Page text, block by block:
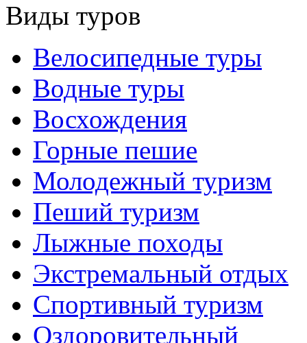
Виды туров
Велосипедные туры
Водные туры
Восхождения
Горные пешие
Молодежный туризм
Пеший туризм
Лыжные походы
Экстремальный отдых
Спортивный туризм
Оздоровительный